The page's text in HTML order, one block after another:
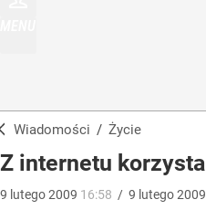
Wiadomości / Życie
Z internetu
9 lutego2009 16:58 / 9 lutego2009